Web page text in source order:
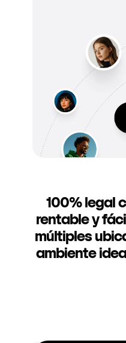
100% legal
rentable y
múltiples
ambiente